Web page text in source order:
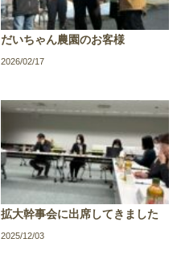
だいちゃん農園のお客様
2026/02/17
拡大幹事会に出席してきました
2025/12/03